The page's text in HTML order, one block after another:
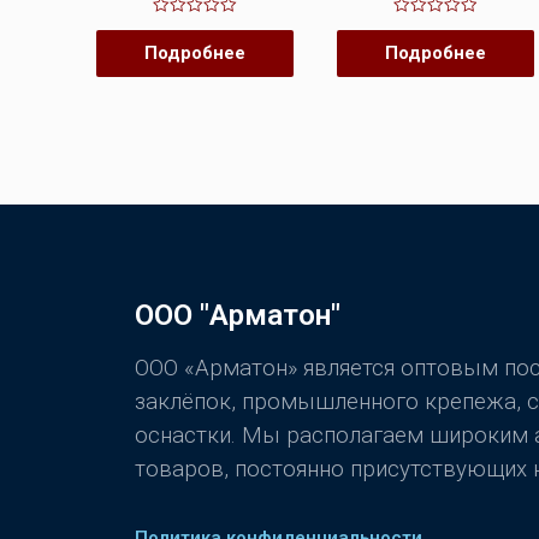
Оценка
0
из
Подробнее
Оценка
0
из
Подробнее
ООО "Арматон"
ООО «Арматон» является оптовым
заклёпок, промышленного крепежа,
оснастки. Мы располагаем широким
товаров, постоянно присутствующих